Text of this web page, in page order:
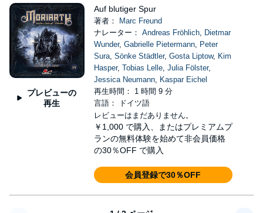
プレビューの
再生
Auf blutiger Spur
著者：
Marc Freund
ナレーター： Andreas Fröhlich, Dietmar
Wunder, Gabrielle Pietermann, Peter
Sura, Sönke Städtler, Gosta Liptow, Kim
Hasper, Tobias Lelle, Julia Fölster,
Jessica Neumann, Kaspar Eichel
再生時間： 1 時間 9 分
言語： ドイツ語
レビューはまだありません。
￥1,000 で購入、またはプレミアムプ
ランの無料体験を始めて非会員価格
の30％OFF で購入
会員登録で30％OFF